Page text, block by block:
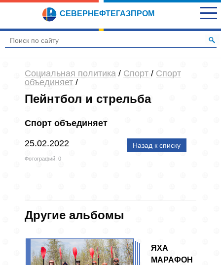
СЕВЕРНЕФТЕГАЗПРОМ
Социальная политика / Спорт / Спорт
объединяет /
Пейнтбол и стрельба
Спорт объединяет
25.02.2022
Фотографий: 0
Назад к списку
Другие альбомы
ЯХА
МАРАФОН